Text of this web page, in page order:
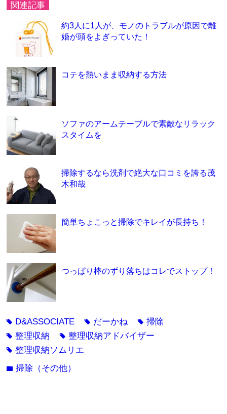
関連記事
約3人に1人が、モノのトラブルが原因で離
婚が頭をよぎっていた！
コテを熱いまま収納する方法
ソファのアームテーブルで素敵なリラック
スタイムを
掃除するなら洗剤で絶大な口コミを誇る茂
木和哉
簡単ちょこっと掃除でキレイが長持ち！
つっぱり棒のずり落ちはコレでストップ！
tag D&ASSOCIATE tag だーかね tag掃除
tag整理収納 tag整理収納アドバイザー
tag整理収納ソムリエ
folder掃除（その他）